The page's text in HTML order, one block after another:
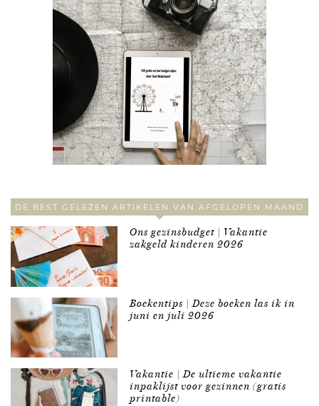
DE BEST GELEZEN ARTIKELEN VAN AFGELOPEN MAAND
Ons gezinsbudget | Vakantie
zakgeld kinderen 2026
Boekentips | Deze boeken las ik in
juni en juli 2026
Vakantie | De ultieme vakantie
inpaklijst voor gezinnen (gratis
printable)